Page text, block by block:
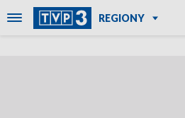
REGIONY